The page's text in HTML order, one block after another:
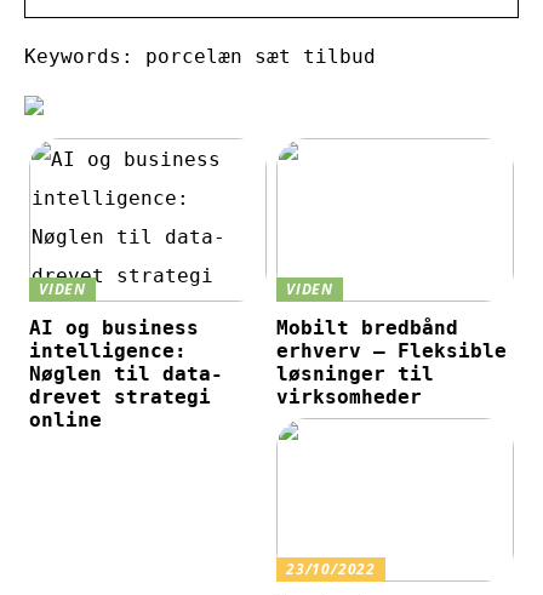
Keywords: porcelæn sæt tilbud
VIDEN
AI og business
intelligence:
Nøglen til data-
drevet strategi
online
VIDEN
Mobilt bredbånd
erhverv – Fleksible
løsninger til
virksomheder
23/10/2022